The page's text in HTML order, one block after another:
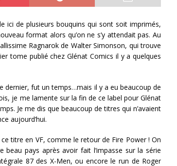
ici de plusieurs bouquins qui sont soit imprimés,
format alors qu’on ne s’y attendait pas. Au
Ragnarok de Walter Simonson, qui trouve
tome publié chez Glénat Comics il y a quelques
dernier, fut un temps…mais il y a eu beaucoup de
je me lamente sur la fin de ce label pour Glénat
Je me dis que beaucoup de titres qui n’avaient
aujourd’hui.
titre en VF, comme le retour de Fire Power ! On
pays après avoir fait l’impasse sur la série
87 des X-Men, ou encore le run de Roger